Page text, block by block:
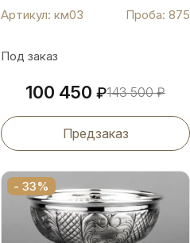
Артикул: км03 Проба: 875
Под заказ
100 450 ₽143 500₽
Предзаказ
- 33%